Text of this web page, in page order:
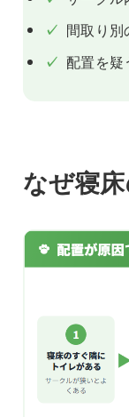
✓ 間取り別
✓ 配置を疑
なぜ寝